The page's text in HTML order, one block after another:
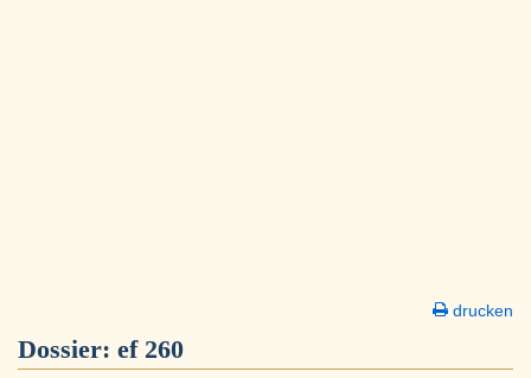
drucken
Dossier: ef 260